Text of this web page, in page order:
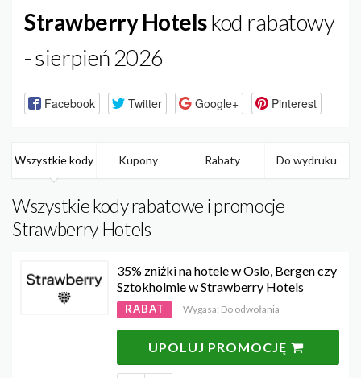
Strawberry Hotelskod rabatowy
- sierpień 2026
Facebook Twitter Google+ Pinterest
Wszystkie kody Kupony Rabaty Do wydruku
Wszystkie kody rabatowe i promocje
Strawberry Hotels
35% zniżki na hotele w Oslo, Bergen czy
Sztokholmie w Strawberry Hotels
RABAT Wygasa: Do odwołania
UPOLUJ PROMOCJĘ